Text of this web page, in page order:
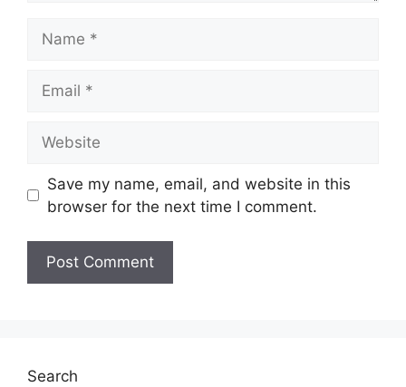
Save my name, email, and website in this
browser for the next time I comment.
Search